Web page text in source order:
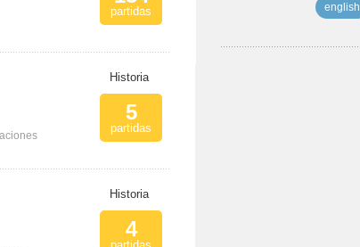
partidas
Historia
5
partidas
Historia
4
english